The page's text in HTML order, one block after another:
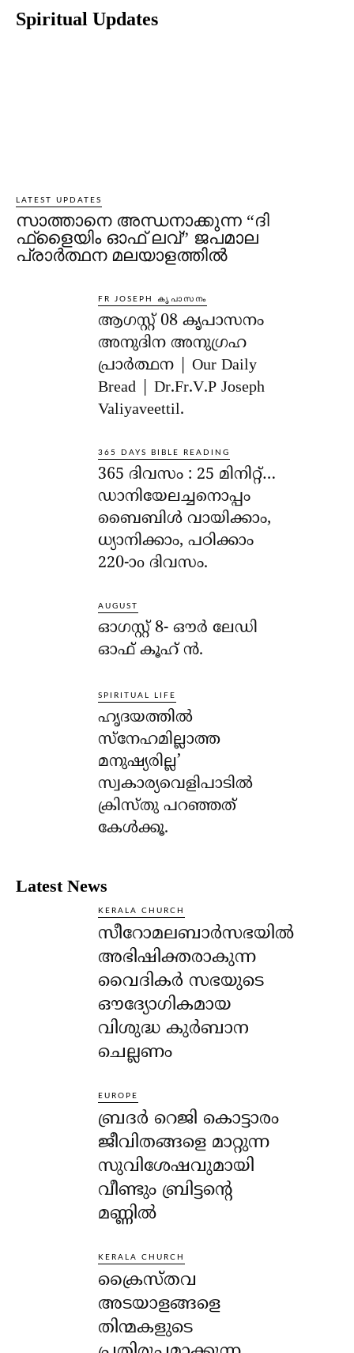
Spiritual Updates
LATEST UPDATES
സാത്താനെ അന്ധനാക്കുന്ന “ദി
ഫ്‌ളൈയിം ഓഫ് ലവ്” ജപമാല
പ്രാർത്ഥന മലയാളത്തിൽ
FR JOSEPH കൃപാസനം
ആഗസ്റ്റ് 08 കൃപാസനം
അനുദിന അനുഗ്രഹ
പ്രാർത്ഥന | Our Daily
Bread | Dr.Fr.V.P Joseph
Valiyaveettil.
365 DAYS BIBLE READING
365 ദിവസം : 25 മിനിറ്റ്…
ഡാനിയേലച്ചനൊപ്പം
ബൈബിൾ വായിക്കാം,
ധ്യാനിക്കാം, പഠിക്കാം
220-ാo ദിവസം.
AUGUST
ഓഗസ്റ്റ് 8- ഔര്‍ ലേഡി
ഓഫ് കൂഹ് ന്‍.
SPIRITUAL LIFE
ഹൃദയത്തില്‍
സ്‌നേഹമില്ലാത്ത
മനുഷ്യരില്ല’
സ്വകാര്യവെളിപാടില്‍
ക്രിസ്തു പറഞ്ഞത്
കേള്‍ക്കൂ.
Latest News
KERALA CHURCH
സീറോമലബാർസഭയിൽ
അഭിഷിക്തരാകുന്ന
വൈദികർ സഭയുടെ
ഔദ്യോഗികമായ
വിശുദ്ധ കുർബാന
ചെല്ലണം
EUROPE
ബ്രദർ റെജി കൊട്ടാരം
ജീവിതങ്ങളെ മാറ്റുന്ന
സുവിശേഷവുമായി
വീണ്ടും ബ്രിട്ടന്റെ
മണ്ണിൽ
KERALA CHURCH
ക്രൈസ്തവ
അടയാളങ്ങളെ
തിന്മകളുടെ